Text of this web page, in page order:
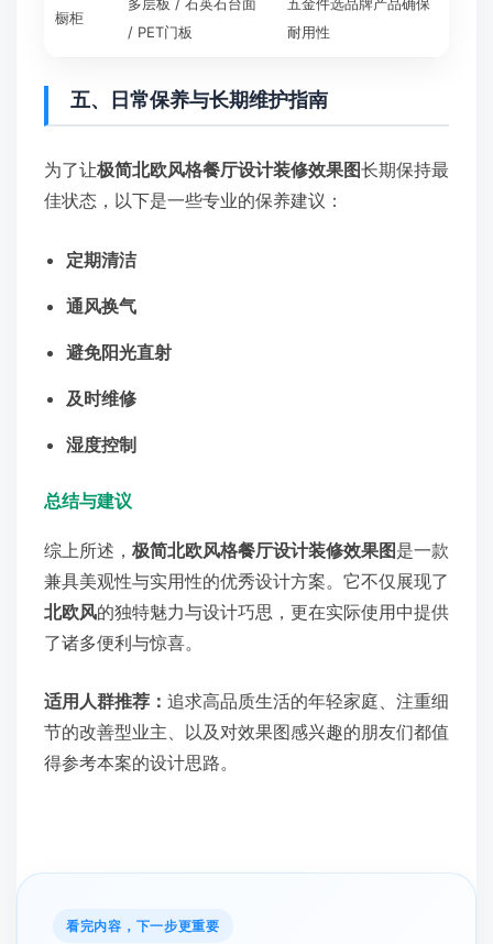
橱柜
多层板 / 石英石台面
/ PET门板
五金件选品牌产品确保
耐用性
五、日常保养与长期维护指南
为了让极简北欧风格餐厅设计装修效果图长期保持最
佳状态，以下是一些专业的保养建议：
定期清洁
通风换气
避免阳光直射
及时维修
湿度控制
总结与建议
综上所述， 极简北欧风格餐厅设计装修效果图是一款
兼具美观性与实用性的优秀设计方案。它不仅展现了
北欧风的独特魅力与设计巧思，更在实际使用中提供
了诸多便利与惊喜。
适用人群推荐： 追求高品质生活的年轻家庭、注重细
节的改善型业主、以及对效果图感兴趣的朋友们都值
得参考本案的设计思路。
看完内容，下一步更重要